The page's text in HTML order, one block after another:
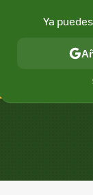
CONECTIVIDAD
Ya